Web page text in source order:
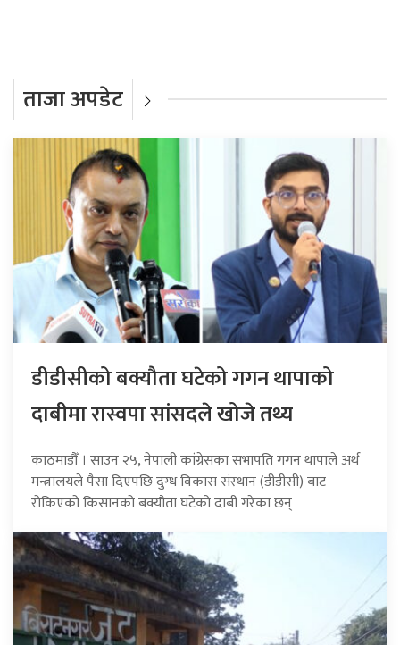
ताजा अपडेट
डीडीसीको बक्यौता घटेको गगन थापाको
दाबीमा रास्वपा सांसदले खोजे तथ्य
काठमाडौँ । साउन २५, नेपाली कांग्रेसका सभापति गगन थापाले अर्थ
मन्त्रालयले पैसा दिएपछि दुग्ध विकास संस्थान (डीडीसी) बाट
रोकिएको किसानको बक्यौता घटेको दाबी गरेका छन्